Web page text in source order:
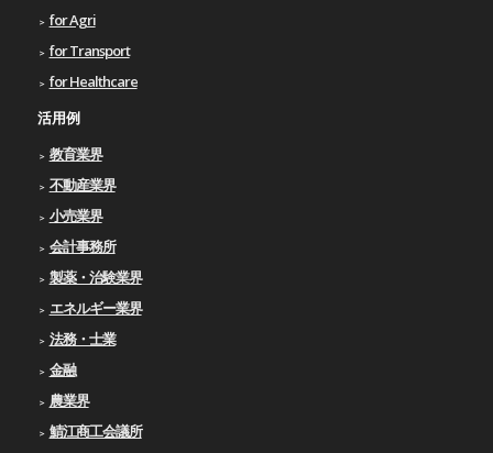
for Agri
for Transport
for Healthcare
活用例
教育業界
不動産業界
小売業界
会計事務所
製薬・治験業界
エネルギー業界
法務・士業
金融
農業界
鯖江商工会議所